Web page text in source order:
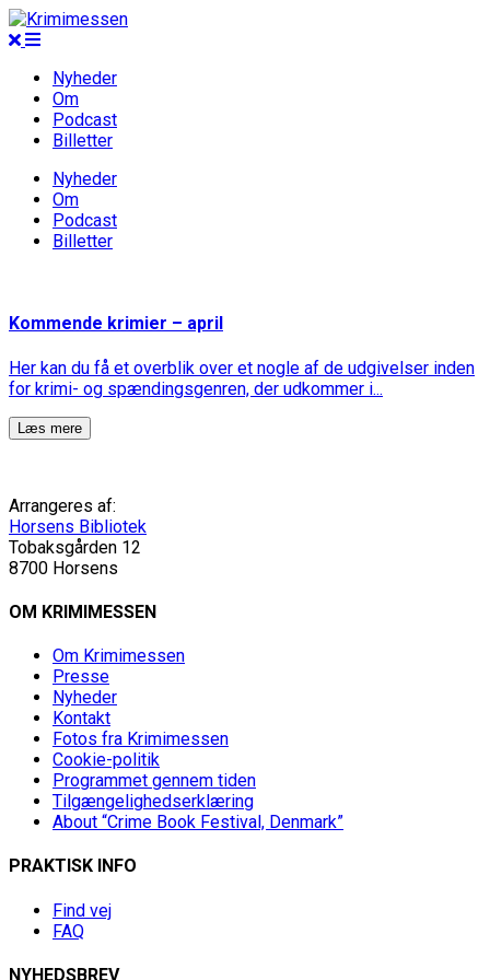
Nyheder
Om
Podcast
Billetter
Nyheder
Om
Podcast
Billetter
Kommende krimier – april
Her kan du få et overblik over et nogle af de udgivelser inden
for krimi- og spændingsgenren, der udkommer i...
Læs mere
Arrangeres af:
Horsens Bibliotek
Tobaksgården 12
8700 Horsens
OM KRIMIMESSEN
Om Krimimessen
Presse
Nyheder
Kontakt
Fotos fra Krimimessen
Cookie-politik
Programmet gennem tiden
Tilgængelighedserklæring
About “Crime Book Festival, Denmark”
PRAKTISK INFO
Find vej
FAQ
NYHEDSBREV